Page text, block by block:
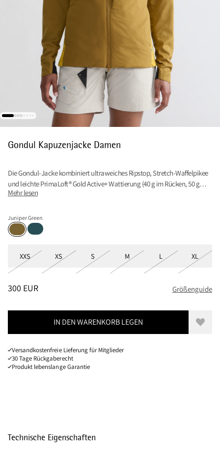
Gondul Kapuzenjacke Damen
Die Gondul-Jacke kombiniert ultraweiches Ripstop, Stretch-Waffelpikee
und leichte PrimaLoft® Gold Active+ Wattierung (40 g im Rücken, 50 g
vorne) für ein weiches und leichtes Tragegefühl
Mehr lesen
Juniper Green
Juniper Green
Deep Sea
XXS XS S M L XL
PREIS: 300 EUR, REDUZIERT VON 300 EUR
300 EUR Größenguide
IN DEN WARENKORB LEGEN Zur
Versandkostenfreie Lieferung für Mitglieder
30 Tage Rückgaberecht
Produkt lebenslange Garantie
Technische Eigenschaften